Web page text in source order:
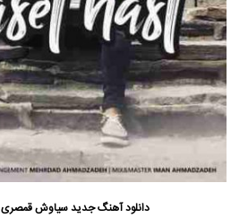
دانلود آهنگ جدیدسیاوش قمصری